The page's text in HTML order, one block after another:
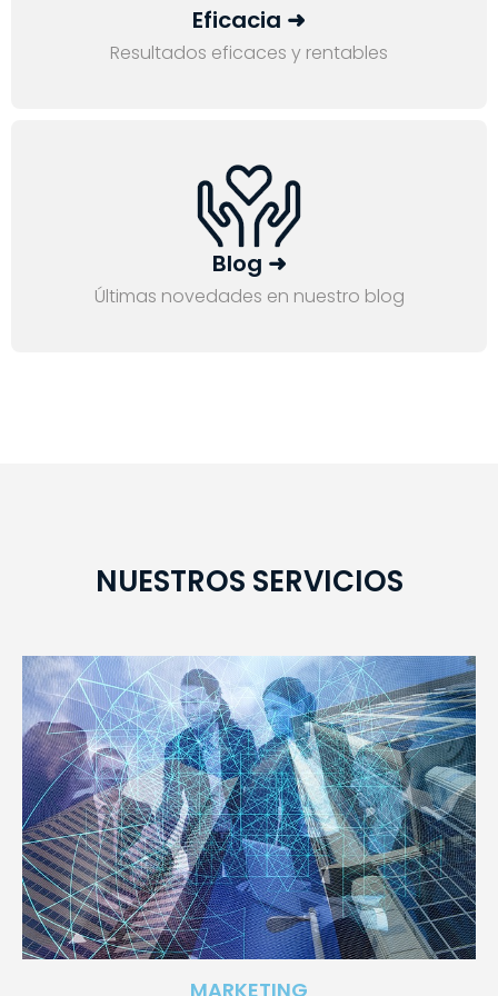
Eficacia ➜
Resultados eficaces y rentables
Blog ➜
Últimas novedades en nuestro blog
NUESTROS SERVICIOS
MARKETING